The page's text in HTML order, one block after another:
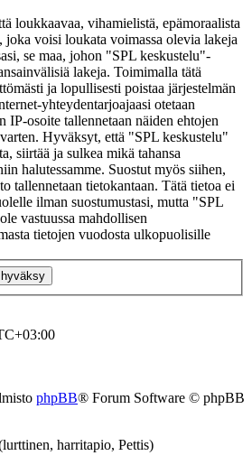
loukkaavaa, vihamielistä, epämoraalista
joka voisi loukata voimassa olevia lakeja
se maa, johon "SPL keskustelu"-
lakeja. Toimimalla tätä
ja lopullisesti poistaa järjestelmän
yhteydentarjoajaasi otetaan
osoite tallennetaan näiden ehtojen
Hyväksyt, että "SPL keskustelu"
siirtää ja sulkea mikä tahansa
halutessamme. Suostut myös siihen,
tallennetaan tietokantaan. Tätä tietoa ei
ilman suostumustasi, mutta "SPL
vastuussa mahdollisen
tietojen vuodosta ulkopuolisille
phpBB® Forum Software © phpBB
harritapio, Pettis)